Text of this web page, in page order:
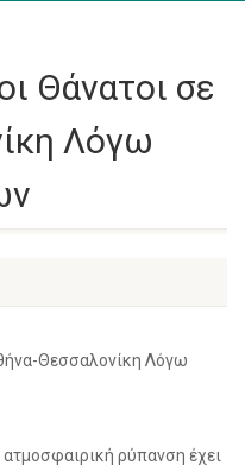
Θάνατοι σε
Λόγω
ρύπανση έχει